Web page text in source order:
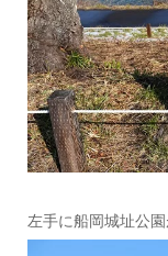
左手に船岡城址公園